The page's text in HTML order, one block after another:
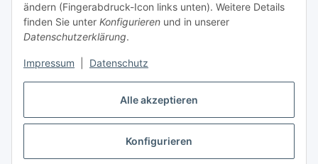
Alle akzeptieren
Konfigurieren
ändern (Fingerabdruck-Icon links unten). Weitere Details
finden Sie unter Konfigurieren und in unserer
Datenschutzerklärung.
Impressum Datenschutz
Sicherheit
* Alle Preise inkl. gesetzlicher USt., zzgl.Versand